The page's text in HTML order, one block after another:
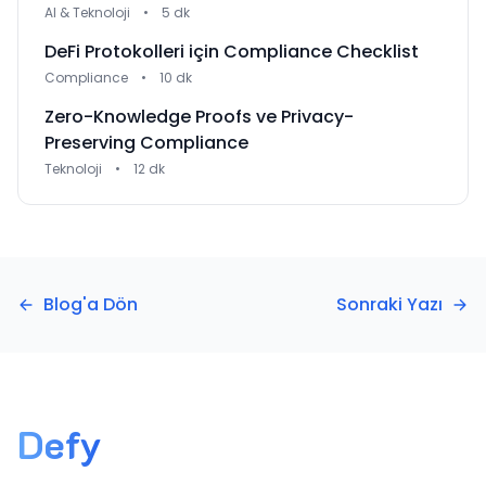
AI & Teknoloji • 5 dk
DeFi Protokolleri için Compliance Checklist
Compliance • 10 dk
Zero-Knowledge Proofs ve Privacy-
Preserving Compliance
Teknoloji • 12 dk
Blog'a Dön Sonraki Yazı
Defy